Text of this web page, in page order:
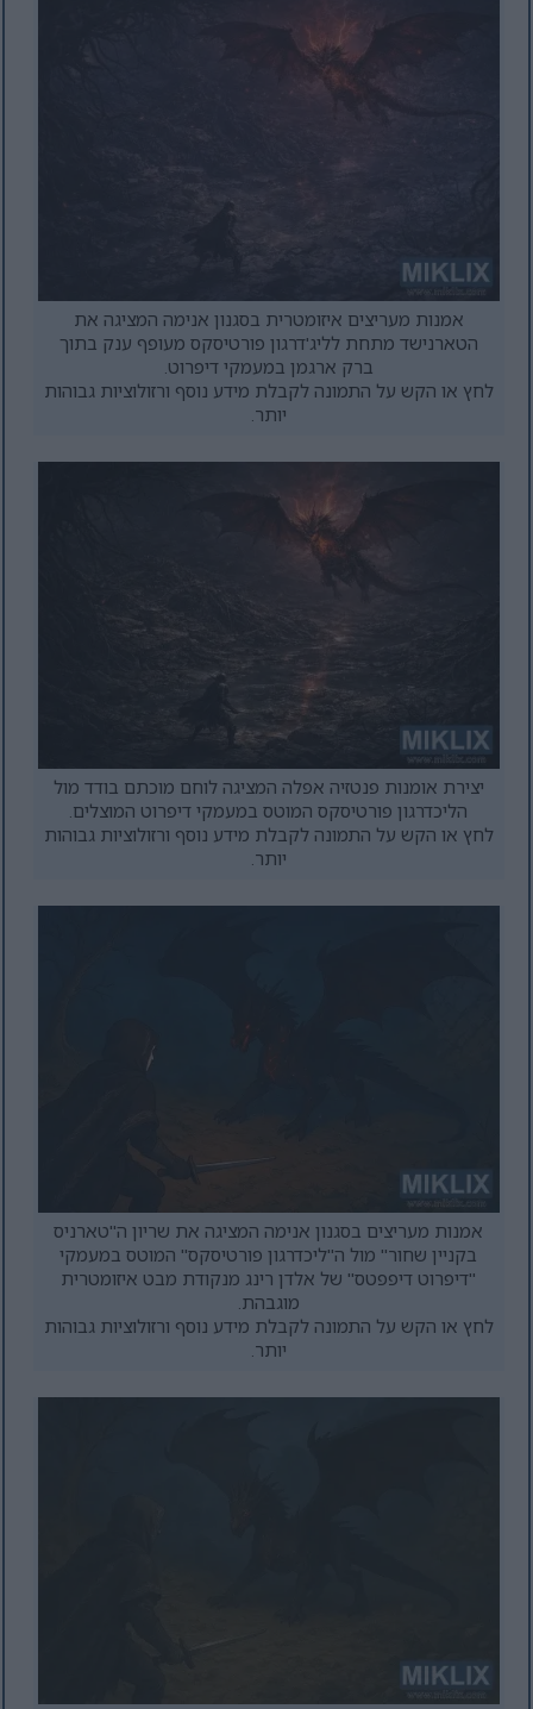
אמנות מעריצים איזומטרית בסגנון אנימה המציגה את
הטארנישד מתחת לליג'דרגון פורטיסקס מעופף ענק בתוך
ברק ארגמן במעמקי דיפרוט.
לחץ או הקש על התמונה לקבלת מידע נוסף ורזולוציות גבוהות
יותר.
יצירת אומנות פנטזיה אפלה המציגה לוחם מוכתם בודד מול
הליכדרגון פורטיסקס המוטס במעמקי דיפרוט המוצלים.
לחץ או הקש על התמונה לקבלת מידע נוסף ורזולוציות גבוהות
יותר.
אמנות מעריצים בסגנון אנימה המציגה את שריון ה"טארניס
בקניין שחור" מול ה"ליכדרגון פורטיסקס" המוטס במעמקי
"דיפרוט דיפפטס" של אלדן רינג מנקודת מבט איזומטרית
מוגבהת.
לחץ או הקש על התמונה לקבלת מידע נוסף ורזולוציות גבוהות
יותר.